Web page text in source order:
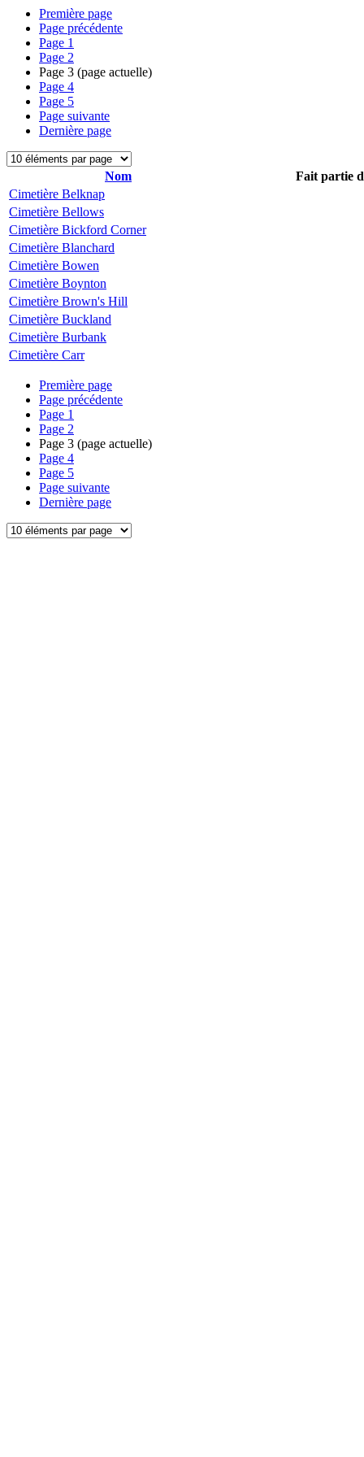
Première page
Page précédente
Page 1
Page 2
Page 3 (page actuelle)
Page 4
Page 5
Page suivante
Dernière page
Nom
Fait partie
Cimetière Belknap
Cimetière Bellows
Cimetière Bickford Corner
Cimetière Blanchard
Cimetière Bowen
Cimetière Boynton
Cimetière Brown's Hill
Cimetière Buckland
Cimetière Burbank
Cimetière Carr
Première page
Page précédente
Page 1
Page 2
Page 3 (page actuelle)
Page 4
Page 5
Page suivante
Dernière page